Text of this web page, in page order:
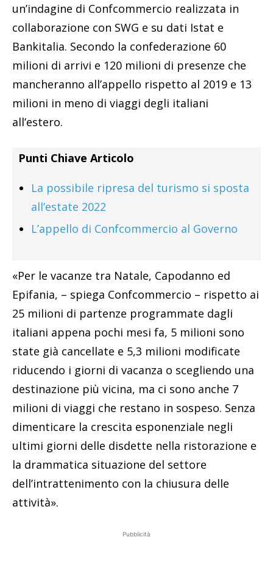
un’indagine di Confcommercio realizzata in
collaborazione con SWG e su dati Istat e
Bankitalia. Secondo la confederazione 60
milioni di arrivi e 120 milioni di presenze che
mancheranno all’appello rispetto al 2019 e 13
milioni in meno di viaggi degli italiani
all’estero.
Punti Chiave Articolo
La possibile ripresa del turismo si sposta
all’estate 2022
L’appello di Confcommercio al Governo
«Per le vacanze tra Natale, Capodanno ed
Epifania, – spiega Confcommercio – rispetto ai
25 milioni di partenze programmate dagli
italiani appena pochi mesi fa, 5 milioni sono
state già cancellate e 5,3 milioni modificate
riducendo i giorni di vacanza o scegliendo una
destinazione più vicina, ma ci sono anche 7
milioni di viaggi che restano in sospeso. Senza
dimenticare la crescita esponenziale negli
ultimi giorni delle disdette nella ristorazione e
la drammatica situazione del settore
dell’intrattenimento con la chiusura delle
attività».
Pubblicità